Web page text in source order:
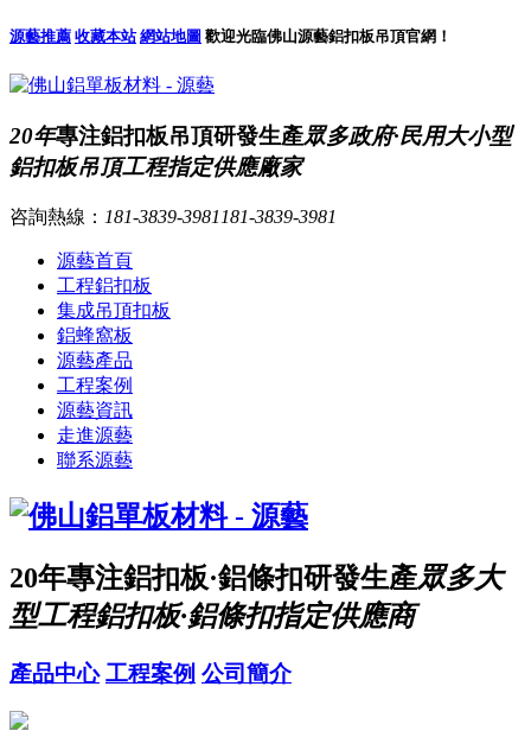
源藝推薦 收藏本站 網站地圖 歡迎光臨佛山源藝鋁扣板吊頂官網！
20年專注鋁扣板吊頂研發生產眾多政府·民用大小型
鋁扣板吊頂工程指定供應廠家
咨詢熱線： 181-3839-3981 181-3839-3981
源藝首頁
工程鋁扣板
集成吊頂扣板
鋁蜂窩板
源藝產品
工程案例
源藝資訊
走進源藝
聯系源藝
20年專注鋁扣板·鋁條扣研發生產眾多大
型工程鋁扣板·鋁條扣指定供應商
產品中心 工程案例 公司簡介